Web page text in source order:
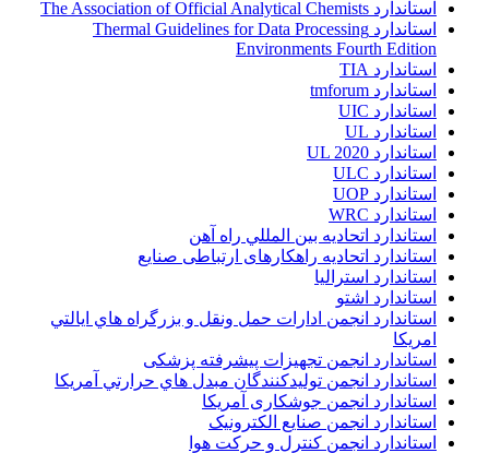
استاندارد The Association of Official Analytical Chemists
استاندارد Thermal Guidelines for Data Processing
Environments Fourth Edition
استاندارد TIA
استاندارد tmforum
استاندارد UIC
استاندارد UL
استاندارد UL 2020
استاندارد ULC
استاندارد UOP
استاندارد WRC
استاندارد اتحاديه بين المللي راه آهن
استاندارد اتحادیه راهکارهای ارتباطی صنایع
استاندارد استرالیا
استاندارد اشتو
استاندارد انجمن ادارات حمل ونقل و بزرگراه هاي ايالتي
امريکا
استاندارد انجمن تجهیزات پیشرفته پزشکی
استاندارد انجمن توليدکنندگان مبدل هاي حرارتي آمريکا
استاندارد انجمن جوشکاری آمریکا
استاندارد انجمن صنايع الکترونيک
استاندارد انجمن کنترل و حرکت هوا